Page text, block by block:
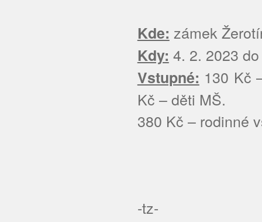
Kde: zámek
Kdy: 4. 2. 2023
Vstupné: 130 Kč
Kč – děti MŠ.
380 Kč – rodinné
-tz-